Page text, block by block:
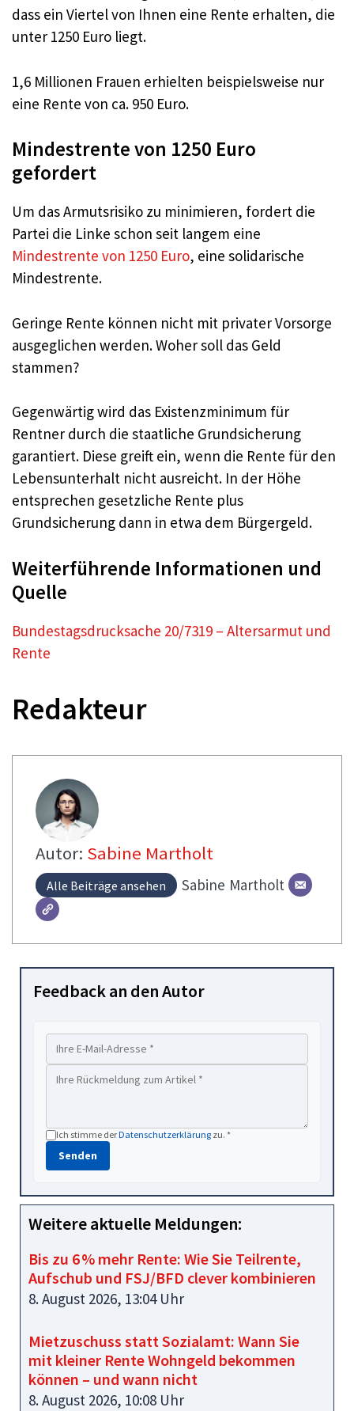
dass ein Viertel von Ihnen eine Rente erhalten, die
unter 1250 Euro liegt.
1,6 Millionen Frauen erhielten beispielsweise nur
eine Rente von ca. 950 Euro.
Mindestrente von 1250 Euro
gefordert
Um das Armutsrisiko zu minimieren, fordert die
Partei die Linke schon seit langem eine
Mindestrente von 1250 Euro, eine solidarische
Mindestrente.
Geringe Rente können nicht mit privater Vorsorge
ausgeglichen werden. Woher soll das Geld
stammen?
Gegenwärtig wird das Existenzminimum für
Rentner durch die staatliche Grundsicherung
garantiert. Diese greift ein, wenn die Rente für den
Lebensunterhalt nicht ausreicht. In der Höhe
entsprechen gesetzliche Rente plus
Grundsicherung dann in etwa dem Bürgergeld.
Weiterführende Informationen und
Quelle
Bundestagsdrucksache 20/7319 – Altersarmut und
Rente
Redakteur
Autor: Sabine Martholt
Alle Beiträge ansehen Sabine Martholt
Feedback an den Autor
Ich stimme derDatenschutzerklärung zu. *
Senden
Weitere aktuelle Meldungen:
Bis zu 6 % mehr Rente: Wie Sie Teilrente,
Aufschub und FSJ/BFD clever kombinieren
8. August 2026, 13:04 Uhr
Mietzuschuss statt Sozialamt: Wann Sie
mit kleiner Rente Wohngeld bekommen
können – und wann nicht
8. August 2026, 10:08 Uhr